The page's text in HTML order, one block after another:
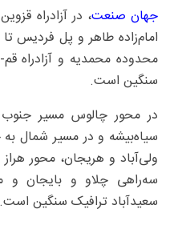
جهان صنعت، در آزادراه
امام‌زاده طاهر و پل فردیس تا
محدوده محمدیه و آزادراه
سنگین است.
در محور چالوس مسیر
سیاه‌بیشه و در مسیر شمال
ولی‌آباد و هریجان، محور
سه‌راهی چلاو و بایجان و
سعیدآباد ترافیک سنگین است.